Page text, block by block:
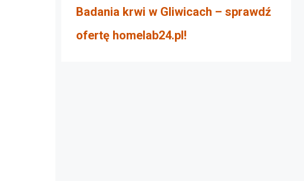
Badania krwi w Gliwicach – sprawdź
ofertę homelab24.pl!